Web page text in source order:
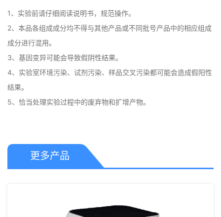
1、实验前请仔细阅读说明书，规范操作。
2、本品各组成成分均不得与其他产品或不同批号产品中的相应组成
成分进行混用。
3、基因变异可能会导致假阴性结果。
4、实验室环境污染、试剂污染、样品交叉污染都可能会造成假阳性
结果。
5、恰当处理实验过程中的废弃物和扩增产物。
更多产品